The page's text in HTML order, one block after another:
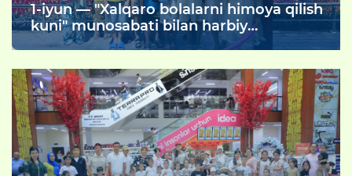
1-iyun — "Xalqaro bolalarni himoya qilish
kuni" munosabati bilan harbiy
xizmatchilarning farzandlari uchun
Zahiriddin Muhammad Bobur istirohat
bogʻiga sayohat uyushtirildi.